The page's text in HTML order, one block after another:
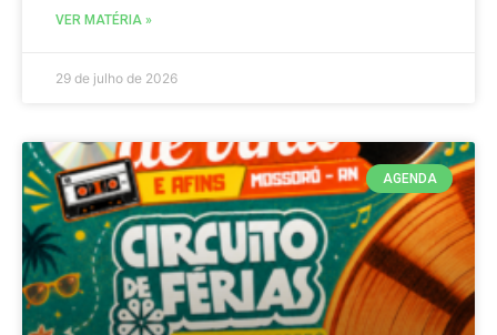
VER MATÉRIA »
29 de julho de 2026
AGENDA